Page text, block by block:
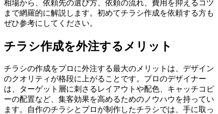
相場から、依頼先の選び方、依頼の流れ、費用を抑えるコツ
まで網羅的に解説します。初めてチラシ作成を依頼する方も
ぜひ参考にしてください。
チラシ作成を外注するメリット
チラシの作成をプロに外注する最大のメリットは、デザイン
のクオリティが格段に上がることです。プロのデザイナー
は、ターゲット層に刺さるレイアウトや配色、キャッチコピ
ーの配置など、集客効果を高めるためのノウハウを持ってい
ます。自作のチラシとプロが制作したチラシでは、手に取っ